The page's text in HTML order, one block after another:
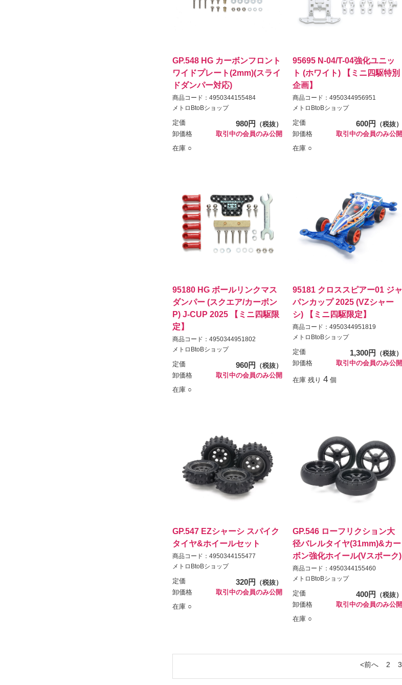
GP.548 HG カーボンフロント
ワイドプレート(2mm)(スライ
ドダンパー対応)
商品コード：4950344155484
メトロBtoBショップ
定価 980円
（税抜）
卸価格
取引中の会員のみ公開
在庫 ○
95695 N-04/T-04強化ユニッ
ト (ホワイト) 【ミニ四駆特別
企画】
商品コード：4950344956951
メトロBtoBショップ
定価 600円
（税抜）
卸価格
取引中の会員のみ公開
在庫 ○
95180 HG ボールリンクマス
ダンパー (スクエア/カーボン
P) J-CUP 2025 【ミニ四駆限
定】
商品コード：4950344951802
メトロBtoBショップ
定価 960円
（税抜）
卸価格
取引中の会員のみ公開
在庫 ○
95181 クロススピアー01 ジャ
パンカップ 2025 (VZシャー
シ) 【ミニ四駆限定】
商品コード：4950344951819
メトロBtoBショップ
定価 1,300円
（税抜）
卸価格
取引中の会員のみ公開
在庫 残り 4 個
GP.547 EZシャーシ スパイク
タイヤ&ホイールセット
商品コード：4950344155477
メトロBtoBショップ
定価 320円
（税抜）
卸価格
取引中の会員のみ公開
在庫 ○
GP.546 ローフリクション大
径バレルタイヤ(31mm)&カー
ボン強化ホイール(Vスポーク)
商品コード：4950344155460
メトロBtoBショップ
定価 400円
（税抜）
卸価格
取引中の会員のみ公開
在庫 ○
前へ 2 3